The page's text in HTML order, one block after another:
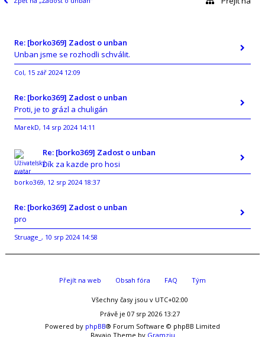
Re: [borko369] Zadost o unban
Unban jsme se rozhodli schválit.
Col, 15 zář 2024 12:09
Re: [borko369] Zadost o unban
Proti, je to grázl a chuligán
MarekD, 14 srp 2024 14:11
Re: [borko369] Zadost o unban
Dík za kazde pro hosi
borko369, 12 srp 2024 18:37
Re: [borko369] Zadost o unban
pro
Struage_ , 10 srp 2024 14:58
Přejít na web Obsah fóra FAQ Tým
Všechny časy jsou v UTC+02:00
Právě je 07 srp 2026 13:27
Powered by phpBB® Forum Software © phpBB Limited
Ravaio Theme by Gramziu